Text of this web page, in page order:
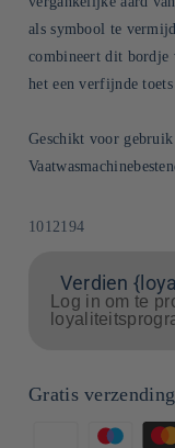
als symbool te
combineert dit bordje
het een verfijnde
Geschikt voor
SKU:
1012194
Verdien
Log in om te
Gratis verzending
Betaalmethoden